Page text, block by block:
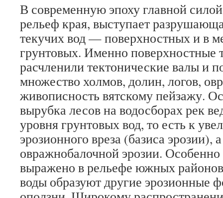
В современную эпоху главной
рельеф края, выступает
текучих вод — поверхностных и в
грунтовых. Именно поверхностные
расчленили тектонические валы и
множество холмов, долин, логов,
живописность вятскому пейзажу.
вырубка лесов на водосборах рек
уровня грунтовых вод, то есть к
эрозионного вреза (базиса эрозии),
овражнобалочной эрозии. Особенно
выражено в рельефе южных
воды образуют другие эрозионные